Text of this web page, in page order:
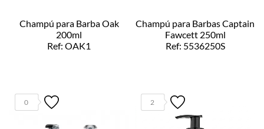
Champú para Barba Oak
200ml
Ref: OAK1
Champú para Barbas Captain
Fawcett 250ml
Ref: 5536250S
0 2